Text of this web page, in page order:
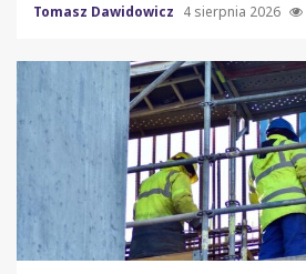
Tomasz Dawidowicz 4 sierpnia 2026